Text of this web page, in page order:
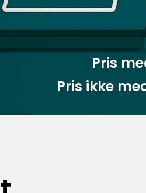
Pris
Pris ikke